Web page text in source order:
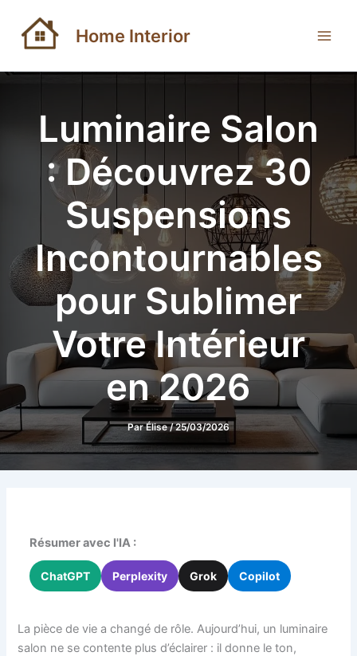
contenu
Home Interior
Luminaire Salon
: Découvrez 30
Suspensions
Incontournables
pour Sublimer
Votre Intérieur
en 2026
ParÉlise/25/03/2026
Résumer avec l'IA :
ChatGPT Perplexity Grok Copilot
La pièce de vie a changé de rôle. Aujourd’hui, un luminaire
salon ne se contente plus d’éclairer : il donne le ton,